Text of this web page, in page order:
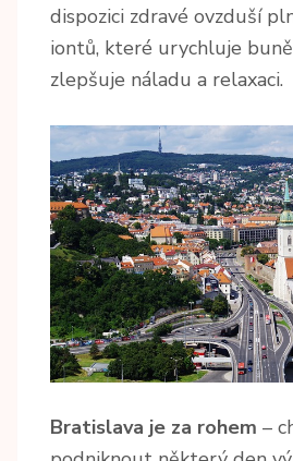
dispozici zdravé ovzduší
iontů, které urychluje
zlepšuje náladu a relaxaci.
Bratislava je za rohem –